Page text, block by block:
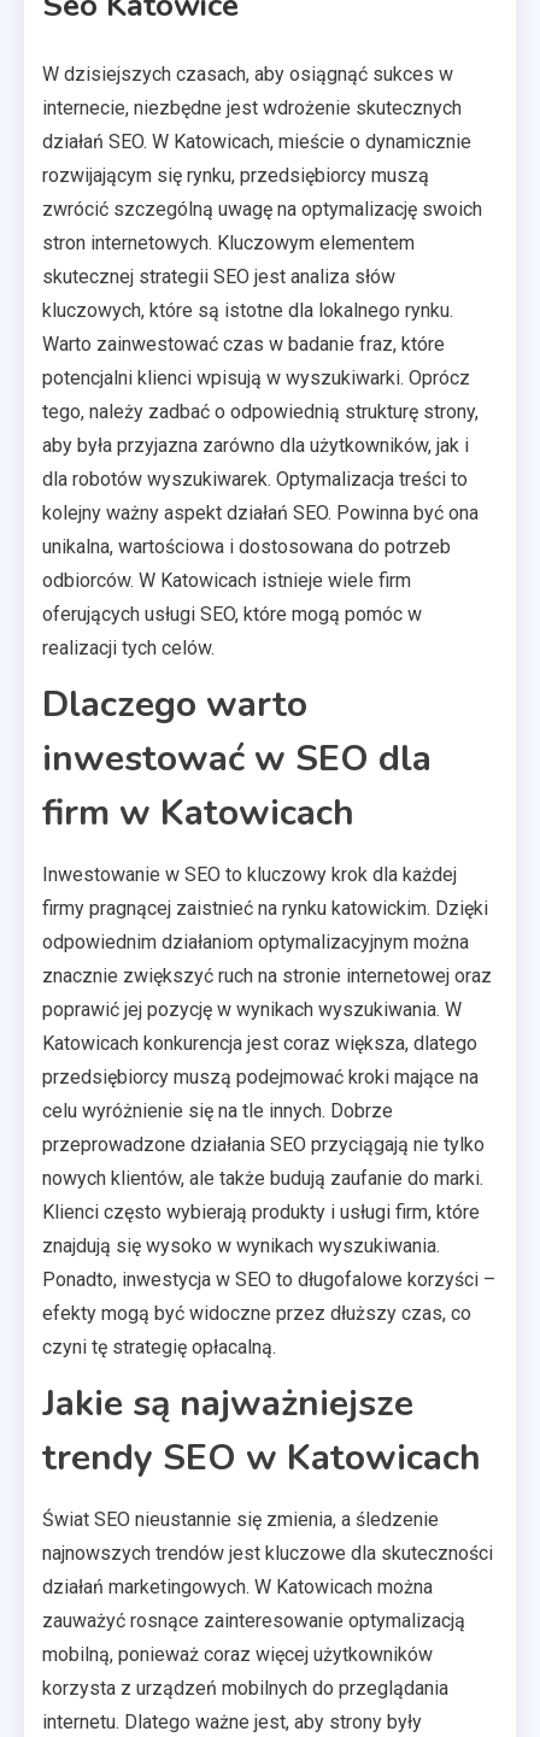
W dzisiejszych czasach, aby osiągnąć sukces w
internecie, niezbędne jest wdrożenie skutecznych
działań SEO. W Katowicach, mieście o dynamicznie
rozwijającym się rynku, przedsiębiorcy muszą
zwrócić szczególną uwagę na optymalizację swoich
stron internetowych. Kluczowym elementem
skutecznej strategii SEO jest analiza słów
kluczowych, które są istotne dla lokalnego rynku.
Warto zainwestować czas w badanie fraz, które
potencjalni klienci wpisują w wyszukiwarki. Oprócz
tego, należy zadbać o odpowiednią strukturę strony,
aby była przyjazna zarówno dla użytkowników, jak i
dla robotów wyszukiwarek. Optymalizacja treści to
kolejny ważny aspekt działań SEO. Powinna być ona
unikalna, wartościowa i dostosowana do potrzeb
odbiorców. W Katowicach istnieje wiele firm
oferujących usługi SEO, które mogą pomóc w
realizacji tych celów.
Dlaczego warto
inwestować w SEO dla
firm w Katowicach
Inwestowanie w SEO to kluczowy krok dla każdej
firmy pragnącej zaistnieć na rynku katowickim. Dzięki
odpowiednim działaniom optymalizacyjnym można
znacznie zwiększyć ruch na stronie internetowej oraz
poprawić jej pozycję w wynikach wyszukiwania. W
Katowicach konkurencja jest coraz większa, dlatego
przedsiębiorcy muszą podejmować kroki mające na
celu wyróżnienie się na tle innych. Dobrze
przeprowadzone działania SEO przyciągają nie tylko
nowych klientów, ale także budują zaufanie do marki.
Klienci często wybierają produkty i usługi firm, które
znajdują się wysoko w wynikach wyszukiwania.
Ponadto, inwestycja w SEO to długofalowe korzyści –
efekty mogą być widoczne przez dłuższy czas, co
czyni tę strategię opłacalną.
Jakie są najważniejsze
trendy SEO w Katowicach
Świat SEO nieustannie się zmienia, a śledzenie
najnowszych trendów jest kluczowe dla skuteczności
działań marketingowych. W Katowicach można
zauważyć rosnące zainteresowanie optymalizacją
mobilną, ponieważ coraz więcej użytkowników
korzysta z urządzeń mobilnych do przeglądania
internetu. Dlatego ważne jest, aby strony były